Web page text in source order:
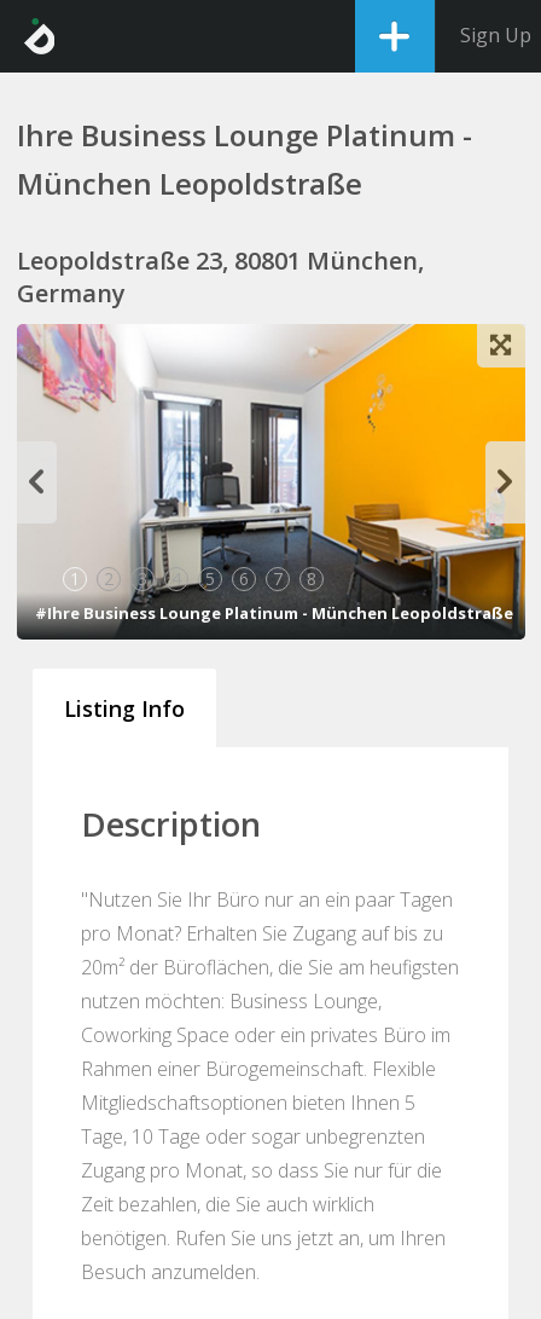
Sign Up
Ihre Business Lounge Platinum -
München Leopoldstraße
Leopoldstraße 23, 80801 München,
Germany
1 2 3 5 6 7 8
#Ihre Business Lounge Platinum - München Leopoldstraße
Listing Info
Description
"Nutzen Sie Ihr Büro nur an ein paar Tagen
pro Monat? Erhalten Sie Zugang auf bis zu
20m² der Büroflächen, die Sie am heufigsten
nutzen möchten: Business Lounge,
Coworking Space oder ein privates Büro im
Rahmen einer Bürogemeinschaft. Flexible
Mitgliedschaftsoptionen bieten Ihnen 5
Tage, 10 Tage oder sogar unbegrenzten
Zugang pro Monat, so dass Sie nur für die
Zeit bezahlen, die Sie auch wirklich
benötigen. Rufen Sie uns jetzt an, um Ihren
Besuch anzumelden.